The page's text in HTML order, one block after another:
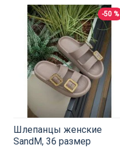
-50 %
Шлепанцы женские
SandM, 36 размер